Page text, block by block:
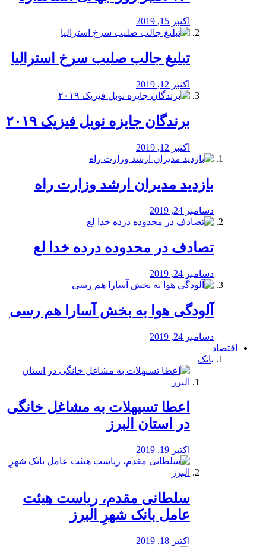
اکتبر 15, 2019
تبلیغ جالب صلیب سرخ استرالیا
اکتبر 12, 2019
برندگان جایزه نوبل فیزیک ۲۰۱۹
اکتبر 12, 2019
بازدید مدیران ارشد وزارت راه
دسامبر 24, 2019
تصادف در محدوده درده خدا لع
دسامبر 24, 2019
آلودگی هوا به بخش آسارا هم رسی
دسامبر 24, 2019
اقتصاد
بانک
️اعطا تسیهلات به مشاغل خانگی
در استان البرز
اکتبر 19, 2019
سلطانی مقدم، ریاست هیئت
عامل بانک شهرِ البرز
اکتبر 18, 2019